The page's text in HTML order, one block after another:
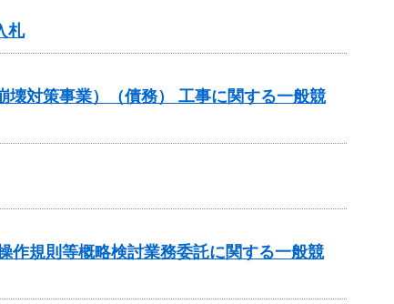
札
壊対策事業）（債務） 工事に関する一般競
作規則等概略検討業務委託に関する一般競